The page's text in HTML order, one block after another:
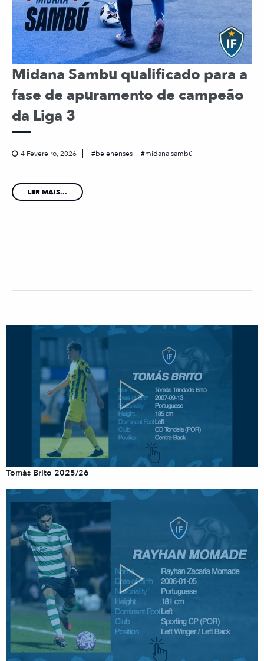
Midana Sambu qualificado para a
fase de apuramento de campeão
da Liga 3
4 Fevereiro, 2026 belenenses midana sambú
LER MAIS...
Tomás Brito 2025/26